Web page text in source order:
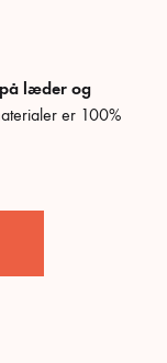
læder og
er 100%